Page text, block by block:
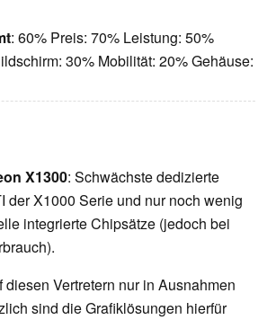
: 60% Preis: 70% Leistung: 50%
30% Mobilität: 20% Gehäuse:
X1300: Schwächste dedizierte
der X1000 Serie und nur noch wenig
integrierte Chipsätze (jedoch bei
Vertretern nur in Ausnahmen
sind die Grafiklösungen hierfür